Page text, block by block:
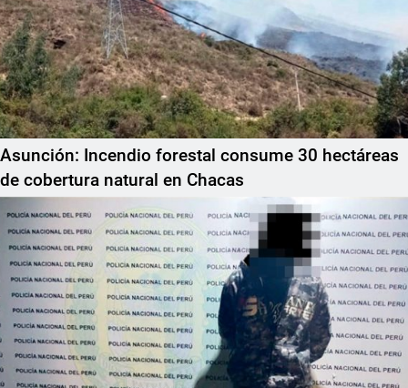
Asunción: Incendio forestal consume 30 hectáreas
de cobertura natural en Chacas